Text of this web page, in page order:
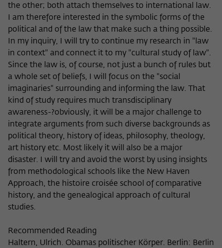
the other; both attach themselves to international law.
I am therefore interested in the symbolic forms of the
political and of the law that make such a thing possible.
In my inquiry, I will try to continue my research in "law
in context" and connect it to my "cultural study of law".
Since the law is, of course, not just a bunch of rules but
a whole set of beliefs, I will focus on the "social
imaginaries" surrounding and informing the law. That
kind of study requires much transdisciplinary
awareness-?obviously, it will be a major challenge to
integrate arguments from such diverse backgrounds as
political theory, history of ideas, philosophy, theology,
art history etc. Most likely it will also be a major
disaster. I will try and avoid the worst by using insights
from methodological schools like the New Haven
Approach, the histoire croisée school of comparative
history, and the genealogical approach of cultural
studies.
Recommended Reading
Haltern, Ulrich. Obamas politischer Körper. Berlin: Berlin
Zweck
der/die Besucher:in durch eine Verlinkung
auf wiko-berlin.de weitergeleitet wurde.
Name _pk_ses
Matomo
Laufzeit 30 Minuten
Zweck
Dieses kurzlebige Cookie wird dazu
verwendet, vorübergehend Daten über
den aktuellen Aufenthalt des Besuchs auf
der Webseite des Wissenschaftskollegs
zu speichern.
können